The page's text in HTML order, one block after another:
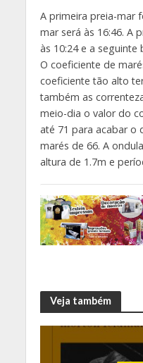
A primeira preia-mar
mar será às 16:46. A
às 10:24 e a seguinte
O coeficiente de
coeficiente tão alto
também as
meio-dia o valor do
até 71 para acabar o
marés de 66. A
altura de 1.7m e
Veja também